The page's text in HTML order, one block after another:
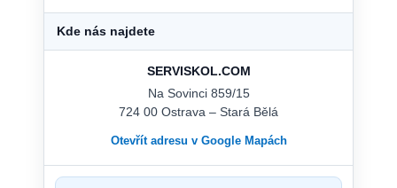
Kde nás najdete
SERVISKOL.COM
Na Sovinci 859/15
724 00 Ostrava – Stará Bělá
Otevřít adresu v Google Mapách